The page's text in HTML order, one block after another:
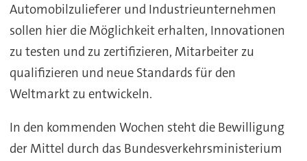
Automobilzulieferer und Industrieunternehmen
sollen hier die Möglichkeit erhalten, Innovationen
zu testen und zu zertifizieren, Mitarbeiter zu
qualifizieren und neue Standards für den
Weltmarkt zu entwickeln.
In den kommenden Wochen steht die Bewilligung
der Mittel durch das Bundesverkehrsministerium